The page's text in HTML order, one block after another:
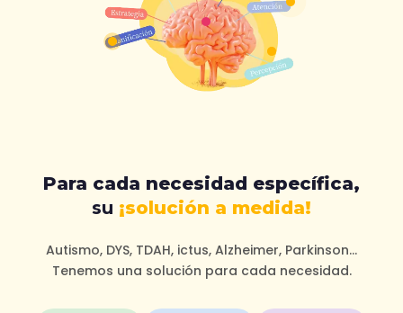
Para cada necesidad específica,
su ¡solución a medida!
Autismo, DYS, TDAH, ictus, Alzheimer, Parkinson…
Tenemos una solución para cada necesidad.